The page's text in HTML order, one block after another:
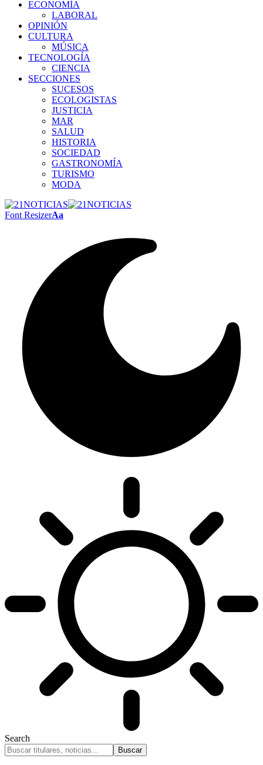
ECONOMÍA
LABORAL
OPINIÓN
CULTURA
MÚSICA
TECNOLOGÍA
CIENCIA
SECCIONES
SUCESOS
ECOLOGISTAS
JUSTICIA
MAR
SALUD
HISTORIA
SOCIEDAD
GASTRONOMÍA
TURISMO
MODA
Font ResizerAa
Search